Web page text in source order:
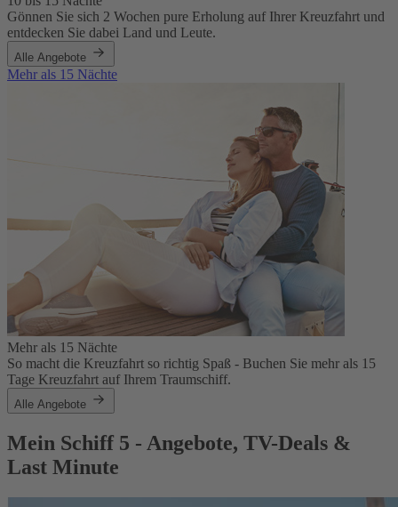
Gönnen Sie sich 2 Wochen pure Erholung auf Ihrer Kreuzfahrt und
entdecken Sie dabei Land und Leute.
Alle Angebote
Mehr als 15 Nächte
Mehr als 15 Nächte
So macht die Kreuzfahrt so richtig Spaß - Buchen Sie mehr als 15
Tage Kreuzfahrt auf Ihrem Traumschiff.
Alle Angebote
Mein Schiff 5 - Angebote, TV-Deals &
Last Minute